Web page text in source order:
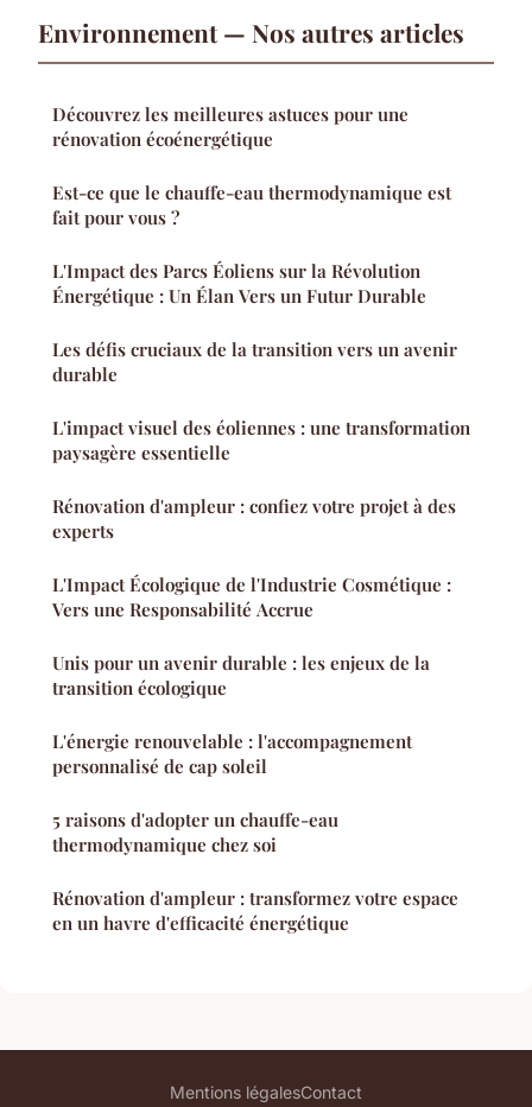
Environnement — Nos autres articles
Découvrez les meilleures astuces pour une
rénovation écoénergétique
Est-ce que le chauffe-eau thermodynamique est
fait pour vous ?
L'Impact des Parcs Éoliens sur la Révolution
Énergétique : Un Élan Vers un Futur Durable
Les défis cruciaux de la transition vers un avenir
durable
L'impact visuel des éoliennes : une transformation
paysagère essentielle
Rénovation d'ampleur : confiez votre projet à des
experts
L'Impact Écologique de l'Industrie Cosmétique :
Vers une Responsabilité Accrue
Unis pour un avenir durable : les enjeux de la
transition écologique
L'énergie renouvelable : l'accompagnement
personnalisé de cap soleil
5 raisons d'adopter un chauffe-eau
thermodynamique chez soi
Rénovation d'ampleur : transformez votre espace
en un havre d'efficacité énergétique
Mentions légalesContact